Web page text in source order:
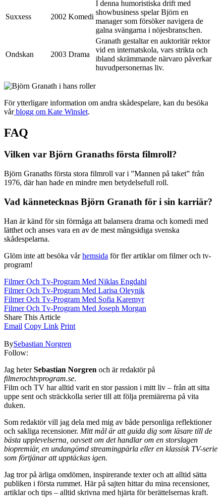
Suxxess 2002 Komedi
I denna humoristiska drift med
showbusiness spelar Björn en
manager som försöker navigera de
galna svängarna i nöjesbranschen.
Ondskan 2003 Drama
Granath gestaltar en auktoritär rektor
vid en internatskola, vars strikta och
ibland skrämmande närvaro påverkar
huvudpersonernas liv.
För ytterligare information om andra skådespelare, kan du besöka
vårblogg om Kate Winslet.
FAQ
Vilken var Björn Granaths första filmroll?
Björn Granaths första stora filmroll var i ”Mannen på taket” från
1976, där han hade en mindre men betydelsefull roll.
Vad kännetecknas Björn Granath för i sin karriär?
Han är känd för sin förmåga att balansera drama och komedi med
lätthet och anses vara en av de mest mångsidiga svenska
skådespelarna.
Glöm inte att besöka vårhemsida för fler artiklar om filmer och tv-
program!
Filmer Och Tv-Program Med Niklas Engdahl
Filmer Och Tv-Program Med Larisa Oleynik
Filmer Och Tv-Program Med Sofia Karemyr
Filmer Och Tv-Program Med Joseph Morgan
Share This Article
Email Copy Link Print
BySebastian Norgren
Follow:
Jag heterSebastian Norgren och är redaktör på
filmerochtvprogram.se.
Film och TV har alltid varit en stor passion i mitt liv – från att sitta
uppe sent och sträckkolla serier till att följa premiärerna på vita
duken.
Som redaktör vill jag dela med mig av både personliga reflektioner
och sakliga recensioner. Mitt mål är att guida dig som läsare till de
bästa upplevelserna, oavsett om det handlar om en storslagen
biopremiär, en undangömd streamingpärla eller en klassisk TV-serie
som förtjänar att upptäckas igen.
Jag tror på ärliga omdömen, inspirerande texter och att alltid sätta
publiken i första rummet. Här på sajten hittar du mina recensioner,
artiklar och tips – alltid skrivna med hjärta för berättelsernas kraft.